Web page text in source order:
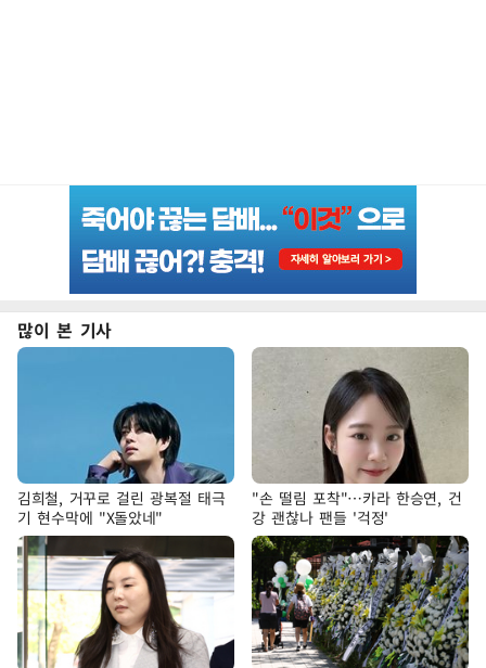
많이 본 기사
김희철, 거꾸로 걸린 광복절 태극
기 현수막에 "X돌았네"
"손 떨림 포착"…카라 한승연, 건
강 괜찮나 팬들 '걱정'